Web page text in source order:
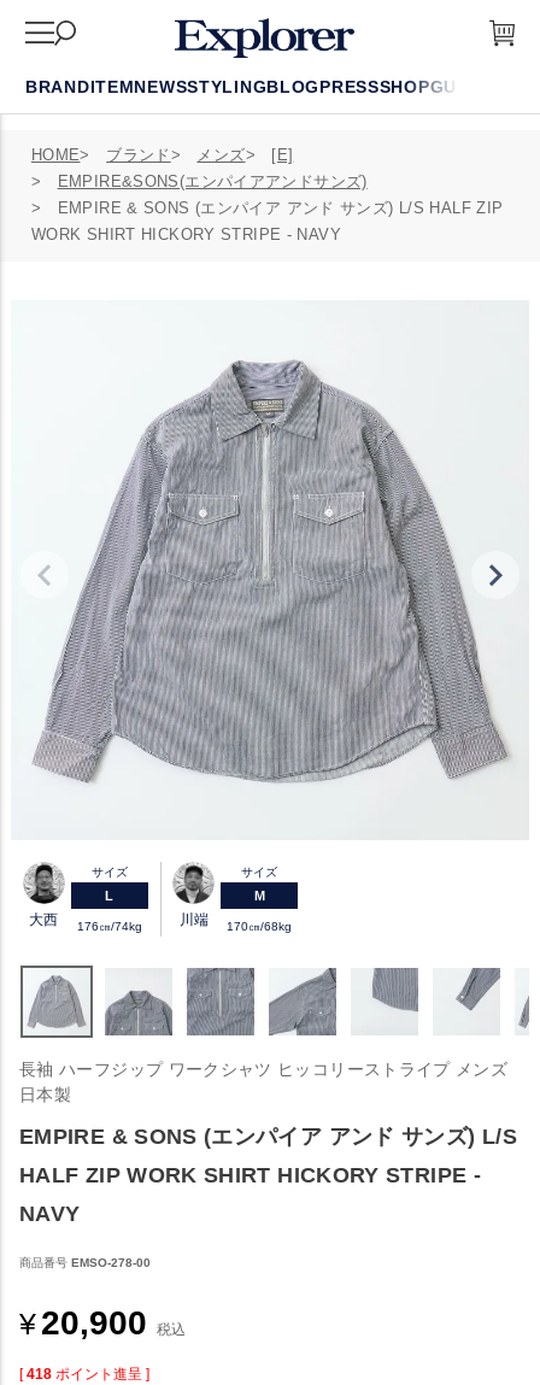
BRANDITEMNEWSSTYLINGBLOGPRESSSHOPGUIDE
HOME ブランド メンズ
[E]
EMPIRE&SONS(エンパイアアンドサンズ)
EMPIRE & SONS (エンパイア アンド サンズ) L/S HALF ZIP
WORK SHIRT HICKORY STRIPE - NAVY
大西
サイズ
L
176㎝/74kg 川端
サイズ
M
170㎝/68kg
長袖 ハーフジップ ワークシャツ ヒッコリーストライプ メンズ
日本製
EMPIRE & SONS (エンパイア アンド サンズ) L/S
HALF ZIP WORK SHIRT HICKORY STRIPE -
NAVY
商品番号 EMSO-278-00
¥20,900 税込
[ 418 ポイント進呈 ]